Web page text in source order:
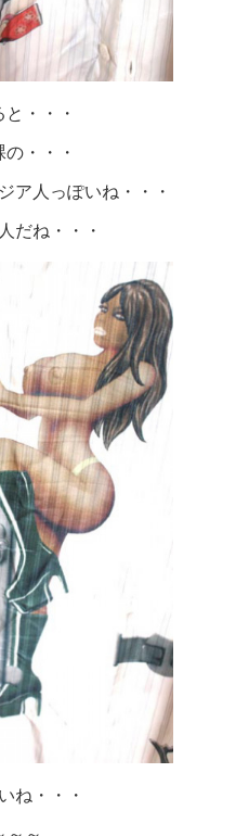
・・・
・・・
人っぽいね・・・
だね・・・
ね・・・